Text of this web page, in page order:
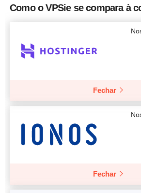
RAM
Mais detalhes
Como o VPSie se compara à
Fechar
Fechar